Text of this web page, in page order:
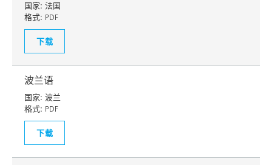
国家: 法国
格式: PDF
下载
波兰语
国家: 波兰
格式: PDF
下载